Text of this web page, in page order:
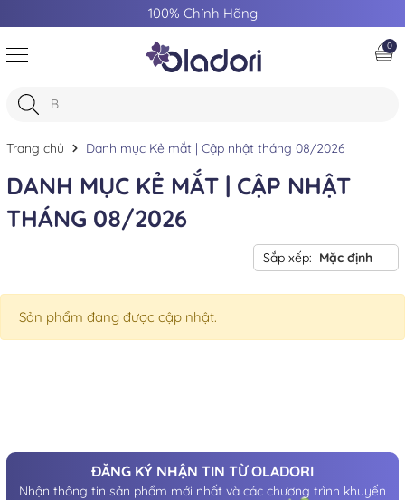
100% Chính Hãng
0
Trang chủ Danh mục Kẻ mắt | Cập nhật tháng 08/2026
DANH MỤC KẺ MẮT | CẬP NHẬT
THÁNG 08/2026
Sắp xếp: Mặc định
Sản phẩm đang được cập nhật.
ĐĂNG KÝ NHẬN TIN TỪ OLADORI
Nhận thông tin sản phẩm mới nhất và các chương trình khuyến